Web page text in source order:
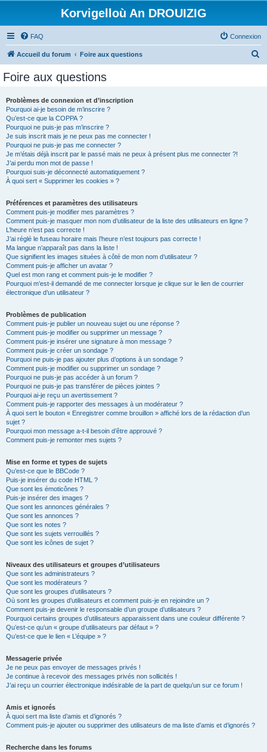
Korvigelloù An DROUIZIG
FAQ Connexion
Accueil du forum Foire aux questions
Foire aux questions
Problèmes de connexion et d’inscription
Pourquoi ai-je besoin de m’inscrire ?
Qu’est-ce que la COPPA ?
Pourquoi ne puis-je pas m’inscrire ?
Je suis inscrit mais je ne peux pas me connecter !
Pourquoi ne puis-je pas me connecter ?
Je m’étais déjà inscrit par le passé mais ne peux à présent plus me connecter ?!
J’ai perdu mon mot de passe !
Pourquoi suis-je déconnecté automatiquement ?
À quoi sert « Supprimer les cookies » ?
Préférences et paramètres des utilisateurs
Comment puis-je modifier mes paramètres ?
Comment puis-je masquer mon nom d’utilisateur de la liste des utilisateurs en ligne ?
L’heure n’est pas correcte !
J’ai réglé le fuseau horaire mais l’heure n’est toujours pas correcte !
Ma langue n’apparaît pas dans la liste !
Que signifient les images situées à côté de mon nom d’utilisateur ?
Comment puis-je afficher un avatar ?
Quel est mon rang et comment puis-je le modifier ?
Pourquoi m’est-il demandé de me connecter lorsque je clique sur le lien de courrier
électronique d’un utilisateur ?
Problèmes de publication
Comment puis-je publier un nouveau sujet ou une réponse ?
Comment puis-je modifier ou supprimer un message ?
Comment puis-je insérer une signature à mon message ?
Comment puis-je créer un sondage ?
Pourquoi ne puis-je pas ajouter plus d’options à un sondage ?
Comment puis-je modifier ou supprimer un sondage ?
Pourquoi ne puis-je pas accéder à un forum ?
Pourquoi ne puis-je pas transférer de pièces jointes ?
Pourquoi ai-je reçu un avertissement ?
Comment puis-je rapporter des messages à un modérateur ?
À quoi sert le bouton « Enregistrer comme brouillon » affiché lors de la rédaction d’un
sujet ?
Pourquoi mon message a-t-il besoin d’être approuvé ?
Comment puis-je remonter mes sujets ?
Mise en forme et types de sujets
Qu’est-ce que le BBCode ?
Puis-je insérer du code HTML ?
Que sont les émoticônes ?
Puis-je insérer des images ?
Que sont les annonces générales ?
Que sont les annonces ?
Que sont les notes ?
Que sont les sujets verrouillés ?
Que sont les icônes de sujet ?
Niveaux des utilisateurs et groupes d’utilisateurs
Que sont les administrateurs ?
Que sont les modérateurs ?
Que sont les groupes d’utilisateurs ?
Où sont les groupes d’utilisateurs et comment puis-je en rejoindre un ?
Comment puis-je devenir le responsable d’un groupe d’utilisateurs ?
Pourquoi certains groupes d’utilisateurs apparaissent dans une couleur différente ?
Qu’est-ce qu’un « groupe d’utilisateurs par défaut » ?
Qu’est-ce que le lien « L’équipe » ?
Messagerie privée
Je ne peux pas envoyer de messages privés !
Je continue à recevoir des messages privés non sollicités !
J’ai reçu un courrier électronique indésirable de la part de quelqu’un sur ce forum !
Amis et ignorés
À quoi sert ma liste d’amis et d’ignorés ?
Comment puis-je ajouter ou supprimer des utilisateurs de ma liste d’amis et d’ignorés ?
Recherche dans les forums